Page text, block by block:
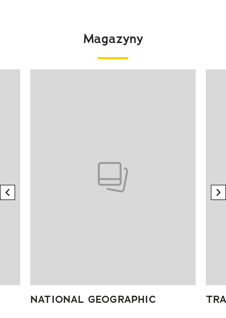
Magazyny
previous element
NATIONAL GEOGRAPHIC